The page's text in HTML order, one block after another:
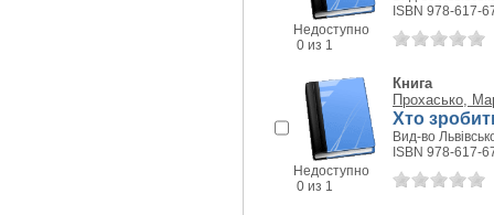
Недоступно
0 из 1
ISBN 978-617-
Недоступно
0 из 1
Книга
Прохасько,
Хто
Вид-во
ISBN 978-617-